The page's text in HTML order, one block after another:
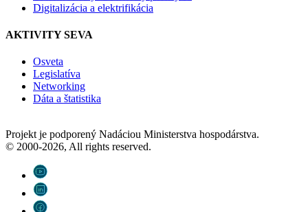
Digitalizácia a elektrifikácia
AKTIVITY SEVA
Osveta
Legislatíva
Networking
Dáta a štatistika
Projekt je podporený Nadáciou Ministerstva hospodárstva.
© 2000-2026, All rights reserved.